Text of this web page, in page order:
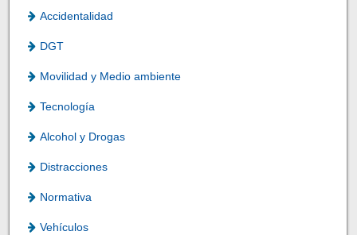
Accidentalidad
DGT
Movilidad y Medio ambiente
Tecnología
Alcohol y Drogas
Distracciones
Normativa
Vehículos